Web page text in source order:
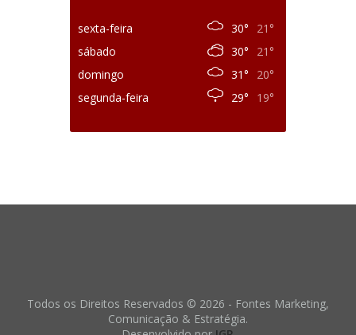
sexta-feira 30°
21°
sábado
30°
21°
domingo
31°
20°
segunda-feira
29° 19°
Todos os Direitos Reservados © 2026 - Fontes Marketing,
Comunicação & Estratégia.